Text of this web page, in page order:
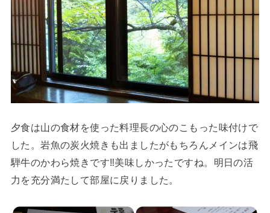
夕食は山の食材を使った料理長の心のこもった味付けで
した。岩魚の炭火焼きも出ましたがもちろんメインは飛
騨牛のかわら焼きです‼美味しかったですね。明日の活
力を充分満たして部屋に戻りました。